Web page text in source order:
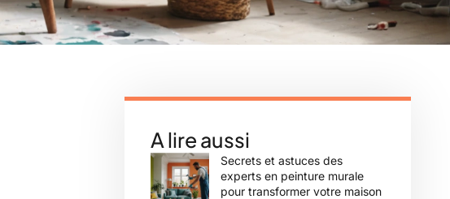
A lire aussi
Secrets et astuces des
experts en peinture murale
pour transformer votre maison